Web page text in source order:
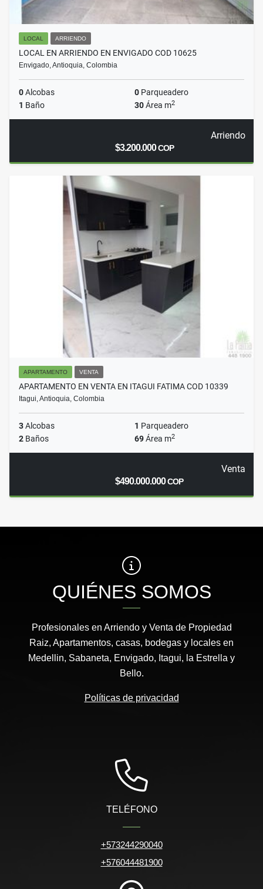
LOCAL ARRIENDO
LOCAL EN ARRIENDO EN ENVIGADO COD 10625
Envigado, Antioquia, Colombia
0Alcobas 0 Parqueadero
1 Baño 30Área m2
Arriendo
$3.200.000COP
APARTAMENTO VENTA
APARTAMENTO EN VENTA EN ITAGUI FATIMA COD 10339
Itagui, Antioquia, Colombia
3Alcobas 1 Parqueadero
2 Baños 69Área m2
Venta
$490.000.000COP
QUIÉNES SOMOS
Profesionales en Arriendo y Venta de Propiedad
Raiz, Apartamentos, casas, bodegas y locales en
Medellin, Sabaneta, Envigado, Itagui, la Estrella y
Bello.
Políticas de privacidad
TELÉFONO
+573244290040
+576044481900